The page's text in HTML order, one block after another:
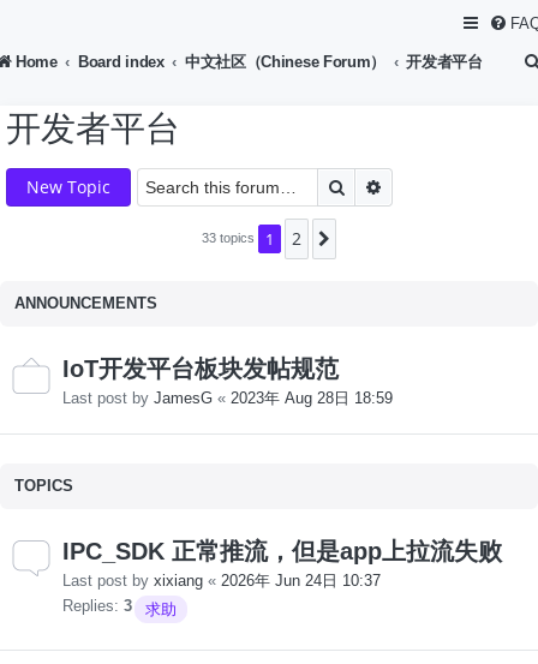
Home Board index 中文社区（Chinese Forum） 开发者平台
开发者平台
New Topic Search
33 topics 1 2
ANNOUNCEMENTS
IoT开发平台板块发帖规范
Last post by JamesG « 2023年 Aug 28日 18:59
TOPICS
IPC_SDK 正常推流，但是app上拉流失败
Last post by xixiang « 2026年 Jun 24日 10:37
Replies: 3 求助